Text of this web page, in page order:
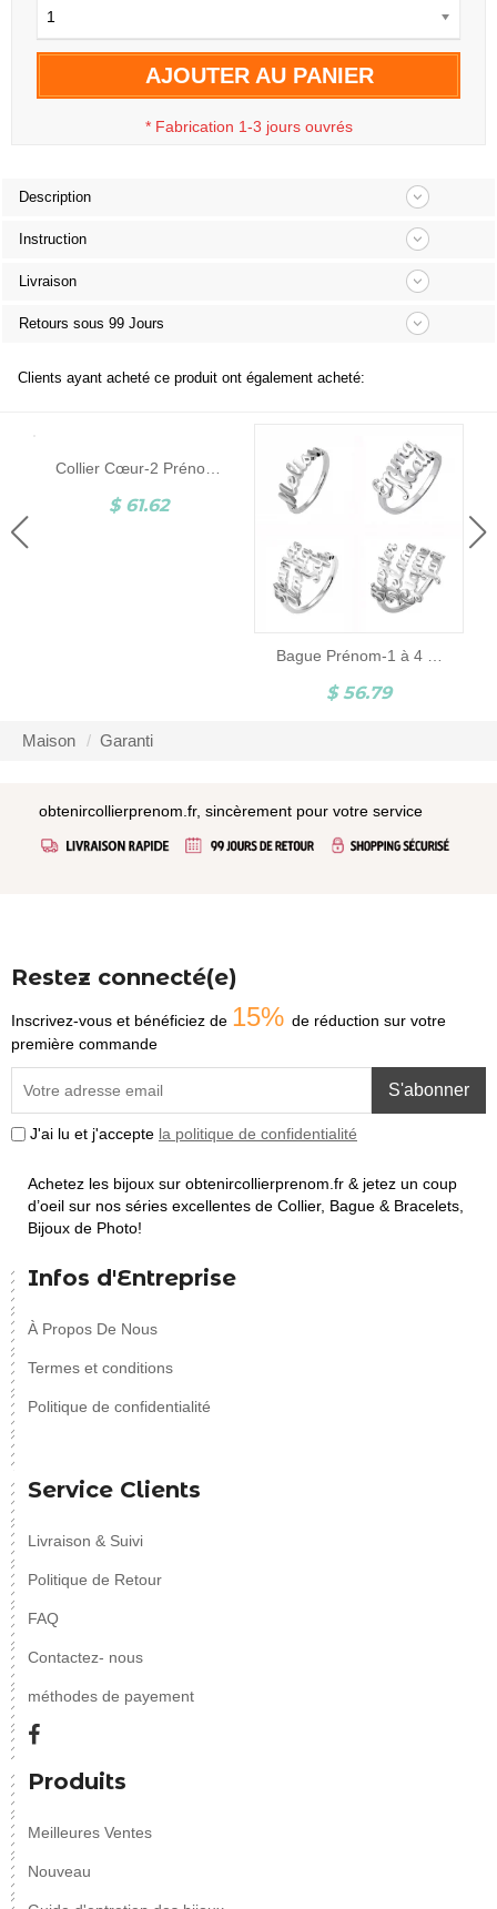
1
AJOUTER AU PANIER
* Fabrication 1-3 jours ouvrés
Description
Instruction
Livraison
Retours sous 99 Jours
Clients ayant acheté ce produit ont également acheté:
Collier Cœur-2 Prénoms-Argent
$ 61.62
$ 56.79
Maison Garanti
obtenircollierprenom.fr, sincèrement pour votre service
Restez connecté(e)
Inscrivez-vous et bénéficiez de 15% de réduction sur votre
première commande
S'abonner
J'ai lu et j'accepte la politique de confidentialité
Achetez les bijoux sur obtenircollierprenom.fr & jetez un coup
d’oeil sur nos séries excellentes de Collier, Bague & Bracelets,
Bijoux de Photo!
Infos d'Entreprise
À Propos De Nous
Termes et conditions
Politique de confidentialité
Service Clients
Livraison & Suivi
Politique de Retour
FAQ
Contactez- nous
méthodes de payement
Produits
Meilleures Ventes
Nouveau